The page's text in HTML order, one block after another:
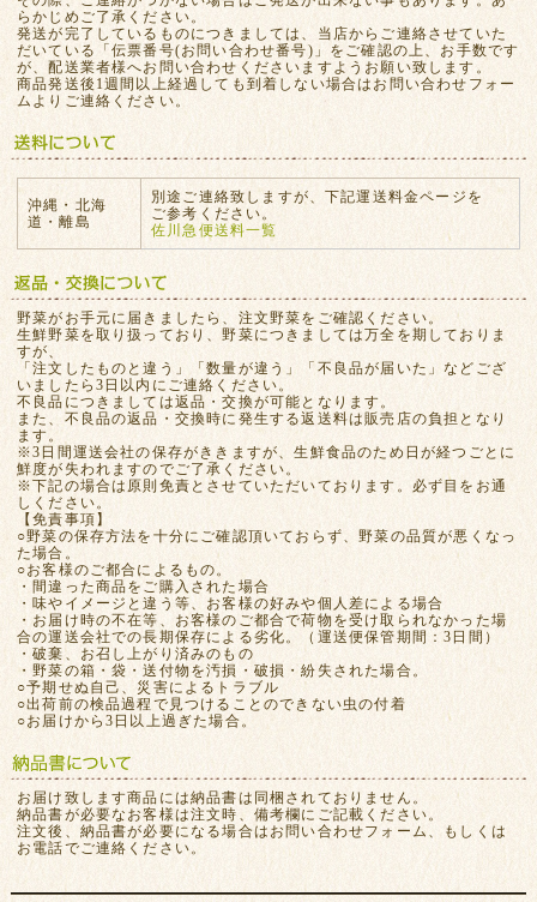
らかじめご了承ください。
発送が完了しているものにつきましては、当店からご連絡させていた
だいている「伝票番号(お問い合わせ番号)」をご確認の上、お手数です
が、配送業者様へお問い合わせくださいますようお願い致します。
商品発送後1週間以上経過しても到着しない場合はお問い合わせフォー
ムよりご連絡ください。
沖縄・北海
道・離島
別途ご連絡致しますが、下記運送料金ページを
ご参考ください。
佐川急便送料一覧
野菜がお手元に届きましたら、注文野菜をご確認ください。
生鮮野菜を取り扱っており、野菜につきましては万全を期しておりま
すが、
「注文したものと違う」「数量が違う」「不良品が届いた」などござ
いましたら3日以内にご連絡ください。
不良品につきましては返品・交換が可能となります。
また、不良品の返品・交換時に発生する返送料は販売店の負担となり
ます。
※3日間運送会社の保存がききますが、生鮮食品のため日が経つごとに
鮮度が失われますのでご了承ください。
※下記の場合は原則免責とさせていただいております。必ず目をお通
しください。
【免責事項】
○野菜の保存方法を十分にご確認頂いておらず、野菜の品質が悪くなっ
た場合。
○お客様のご都合によるもの。
・間違った商品をご購入された場合
・味やイメージと違う等、お客様の好みや個人差による場合
・お届け時の不在等、お客様のご都合で荷物を受け取られなかった場
合の運送会社での長期保存による劣化。（運送便保管期間：3日間）
・破棄、お召し上がり済みのもの
・野菜の箱・袋・送付物を汚損・破損・紛失された場合。
○予期せぬ自己、災害によるトラブル
○出荷前の検品過程で見つけることのできない虫の付着
○お届けから3日以上過ぎた場合。
お届け致します商品には納品書は同梱されておりません。
納品書が必要なお客様は注文時、備考欄にご記載ください。
注文後、納品書が必要になる場合はお問い合わせフォーム、もしくは
お電話でご連絡ください。